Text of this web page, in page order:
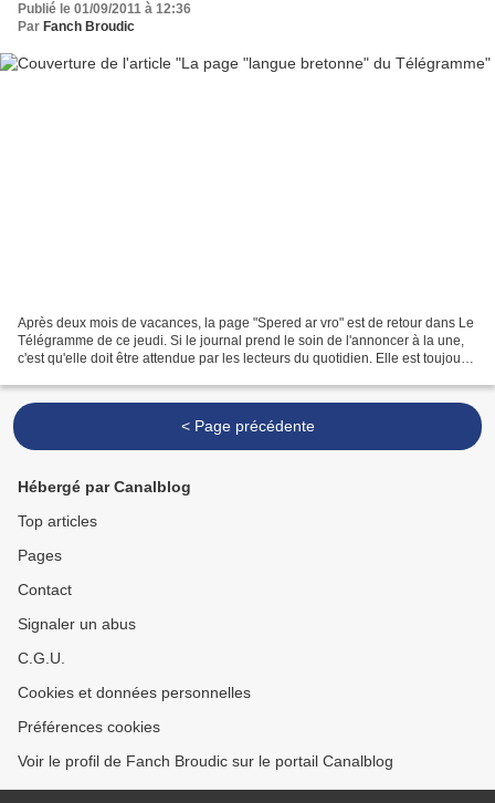
Publié le 01/09/2011 à 12:36
Par Fanch Broudic
Après deux mois de vacances, la page "Spered ar vro" est de retour dans Le
Télégramme de ce jeudi. Si le journal prend le soin de l'annoncer à la une,
c'est qu'elle doit être attendue par les lecteurs du quotidien. Elle est toujours
< Page précédente
Hébergé par Canalblog
Top articles
Pages
Contact
Signaler un abus
C.G.U.
Cookies et données personnelles
Préférences cookies
Voir le profil de Fanch Broudic sur le portail Canalblog